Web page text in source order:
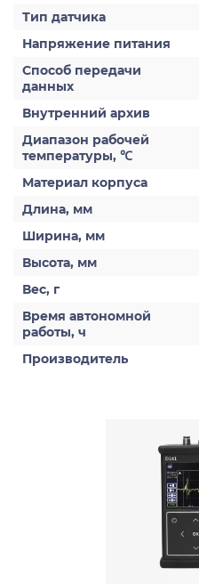
Тип датчика
Напряжение питания
Способ передачи
данных
Внутренний архив
Диапазон рабочей
температуры, ℃
Материал корпуса
Длина, мм
Ширина, мм
Высота, мм
Вес, г
Время автономной
работы, ч
Производитель